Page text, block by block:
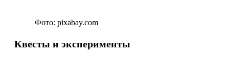
Фото: pixabay.com
Квесты и эксперименты